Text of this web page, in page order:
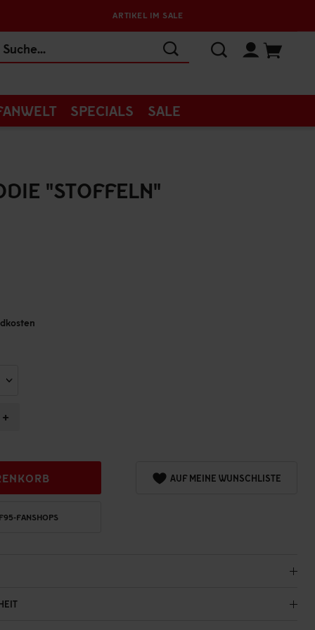
ARTIKEL IM SALE
SPECIALS SALE
"STOFFELN"
+
AUF MEINE WUNSCHLISTE
FANSHOPS